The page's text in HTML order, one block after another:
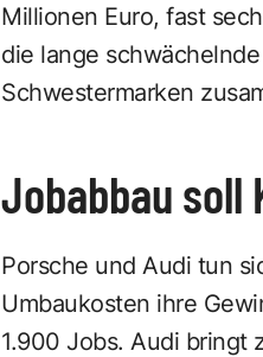
Millionen Euro, fast
die lange
Schwestermarken
Jobabbau soll
Porsche und Audi tun
Umbaukosten ihre
1.900 Jobs. Audi bringt